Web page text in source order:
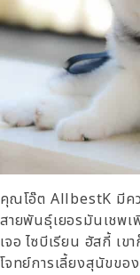
คุณโอ๊ต AllbestK มีค
สายพันธุ์เยอรมันเชพเ
เจอ ไซบีเรียน ฮัสกี้ เ
โจทย์การเลี้ยงสุนัขขอ